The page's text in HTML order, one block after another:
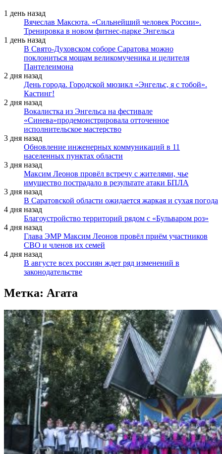
1 день назад
Вячеслав Максюта. «Сильнейший человек России».
Тренировка в новом фитнес-парке Энгельса
1 день назад
В Свято-Духовском соборе Саратова можно
поклониться мощам великомученика и целителя
Пантелеимона
2 дня назад
День города. Городской мюзикл «Энгельс, я с тобой».
Кастинг!
2 дня назад
Вокалистка из Энгельса на фестивале
«Синева»продемонстрировала отточенное
исполнительское мастерство
3 дня назад
Обновление инженерных коммуникаций в 11
населенных пунктах области
3 дня назад
Максим Леонов провёл встречу с жителями, чье
имущество пострадало в результате атаки БПЛА
3 дня назад
В Саратовской области ожидается жаркая и сухая погода
4 дня назад
Благоустройство территорий рядом с «Бульваром роз»
4 дня назад
Глава ЭМР Максим Леонов провёл приём участников
СВО и членов их семей
4 дня назад
В августе всех россиян ждет ряд изменений в
законодательстве
Метка: Агата